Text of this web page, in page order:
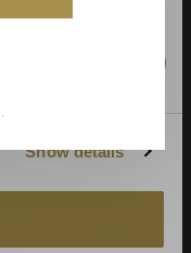
Show details